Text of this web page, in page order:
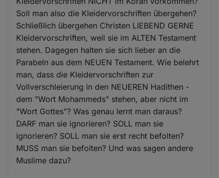
Soll man also die Kleidervorschriften übergehen?
Schließlich übergehen Christen LIEBEND GERNE
Kleidervorschriften, weil sie im ALTEN Testament
stehen. Dagegen halten sie sich lieber an die
Parabeln aus dem NEUEN Testament. Wie belehrt
man, dass die Kleidervorschriften zur
Vollverschleierung in den NEUEREN Hadithen -
dem "Wort Mohammeds" stehen, aber nicht im
"Wort Gottes"? Was genau lernt man daraus?
DARF man sie ignorieren? SOLL man sie
ignorieren? SOLL man sie erst recht befolten?
MUSS man sie befolten? Und was sagen andere
Muslime dazu?